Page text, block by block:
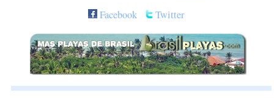
Facebook
Twitter